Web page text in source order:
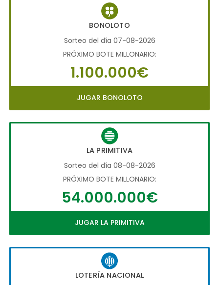
BONOLOTO
Sorteo del día 07-08-2026
PRÓXIMO BOTE MILLONARIO:
1.100.000€
JUGAR BONOLOTO
LA PRIMITIVA
Sorteo del día 08-08-2026
PRÓXIMO BOTE MILLONARIO:
54.000.000€
JUGAR LA PRIMITIVA
LOTERÍA NACIONAL